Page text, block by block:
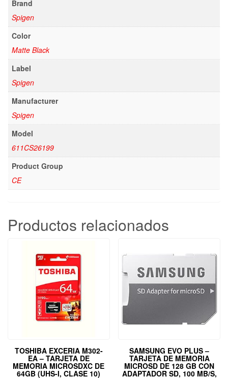
Brand
Spigen
Color
Matte Black
Label
Spigen
Manufacturer
Spigen
Model
611CS26199
Product Group
CE
Productos relacionados
TOSHIBA EXCERIA M302-
EA – TARJETA DE
MEMORIA MICROSDXC DE
64GB (UHS-I, CLASE 10)
SAMSUNG EVO PLUS –
TARJETA DE MEMORIA
MICROSD DE 128 GB CON
ADAPTADOR SD, 100 MB/S,